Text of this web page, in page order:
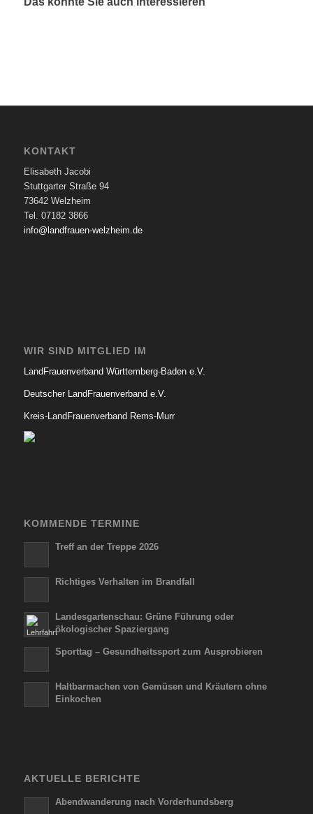
KONTAKT
Elisabeth Jacobi
Stuttgarter Straße 94
73642 Welzheim
Tel. 07182 3866
info@landfrauen-welzheim.de
WIR SIND MITGLIED IM
LandFrauenverband Württemberg-Baden e.V.
Deutscher LandFrauenverband e.V.
Kreis-LandFrauenverband Rems-Murr
KOMMENDE TERMINE
Treff an der Treppe 2026
Richtiges Verhalten im Brandfall
Landesgartenschau: Grüne Führung oder
ökologischer Spaziergang
Sporttag – Gesundheitssport zum Ausprobieren
Haltbarmachen von Gemüsen und Kräutern ohne
Einkochen
AKTUELLE BERICHTE
Abendwanderung nach Vorderhundsberg